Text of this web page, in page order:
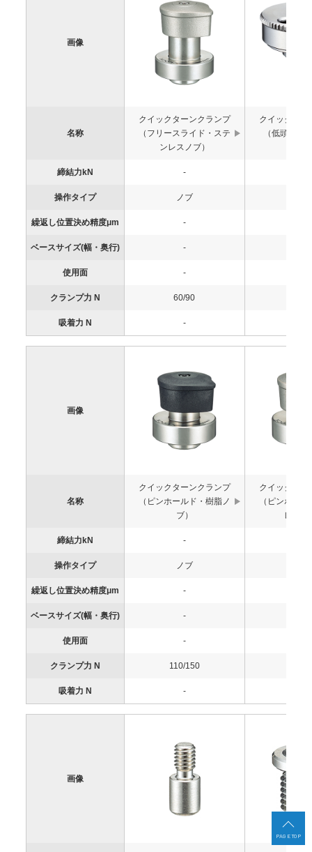
画像
名称
クイックターンクランプ
（フリースライド・ステ
ンレスノブ）
クイックター
（低頭・ス
締結力kN -
操作タイプ ノブ
繰返し位置決め精度μm -
ベースサイズ(幅・奥行) -
使用面 -
クランプ力 N 60/90
吸着力 N -
画像
名称
クイックターンクランプ
（ピンホールド・樹脂ノ
ブ）
クイックター
（ピンホー
レスノ
締結力kN -
操作タイプ ノブ
繰返し位置決め精度μm -
ベースサイズ(幅・奥行) -
使用面 -
クランプ力 N 110/150
吸着力 N -
画像
PAGE TOP